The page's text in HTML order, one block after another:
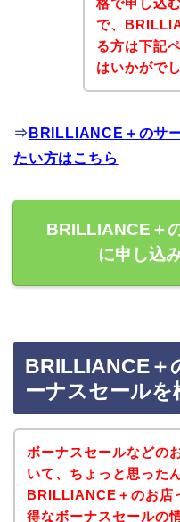
格で申し込
で、
る方は下記
はいかがで
⇒ BRILLIANCE＋のサ
たい方はこちら
BRILLIANCE＋
に申し込
BRILLIANCE＋
ーナスセール
ボーナスセールなどの
いて、ちょっと思った
BRILLIANCE＋のお店
得なボーナスセールの